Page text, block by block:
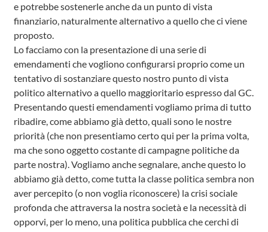
e potrebbe sostenerle anche da un punto di vista
finanziario, naturalmente alternativo a quello che ci viene
proposto.
Lo facciamo con la presentazione di una serie di
emendamenti che vogliono configurarsi proprio come un
tentativo di sostanziare questo nostro punto di vista
politico alternativo a quello maggioritario espresso dal GC.
Presentando questi emendamenti vogliamo prima di tutto
ribadire, come abbiamo già detto, quali sono le nostre
priorità (che non presentiamo certo qui per la prima volta,
ma che sono oggetto costante di campagne politiche da
parte nostra). Vogliamo anche segnalare, anche questo lo
abbiamo già detto, come tutta la classe politica sembra non
aver percepito (o non voglia riconoscere) la crisi sociale
profonda che attraversa la nostra società e la necessità di
opporvi, per lo meno, una politica pubblica che cerchi di